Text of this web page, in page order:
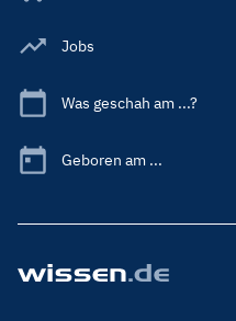
Jobs
Was geschah am ...?
Geboren am ...